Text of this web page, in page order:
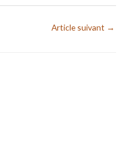
Article suivant →